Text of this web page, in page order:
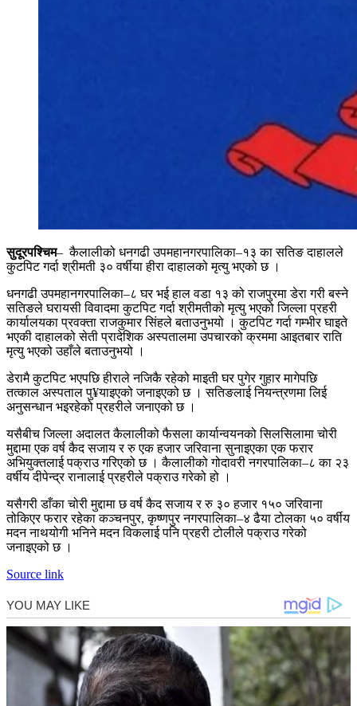
सुदूरपश्चिम– कैलालीको धनगढी उपमहानगरपालिका–१३ का सतिङ दाहालले
कुटपिट गर्दा श्रीमती ३० वर्षीया हीरा दाहालको मृत्यु भएको छ ।
धनगढी उपमहानगरपालिका–८ घर भई हाल वडा १३ को राजपुरमा डेरा गरी बस्ने
सतिङले घरायसी विवादमा कुटपिट गर्दा श्रीमतीको मृत्यु भएको जिल्ला प्रहरी
कार्यालयका प्रवक्ता राजकुमार सिंहले बताउनुभयो । कुटपिट गर्दा गम्भीर घाइते
भएकी दाहालको सेती प्रादेशिक अस्पतालमा उपचारको क्रममा आइतबार राति
मृत्यु भएको उहाँले बताउनुभयो ।
डेरामै कुटपिट भएपछि हीराले नजिकै रहेको माइती घर पुगेर गुहार मागेपछि
तत्काल अस्पताल पु¥याइएको जनाइएको छ । सतिङलाई नियन्त्रणमा लिई
अनुसन्धान भइरहेको प्रहरीले जनाएको छ ।
यसैबीच जिल्ला अदालत कैलालीको फैसला कार्यान्वयनको सिलसिलामा चोरी
मुद्दामा एक वर्ष कैद सजाय र रु एक हजार जरिवाना सुनाइएका एक फरार
अभियुक्तलाई पक्राउ गरिएको छ । कैलालीको गोदावरी नगरपालिका–८ का २३
वर्षीय दीपेन्द्र रानालाई प्रहरीले पक्राउ गरेको हो ।
यसैगरी डाँका चोरी मुद्दामा छ वर्ष कैद सजाय र रु ३० हजार १५० जरिवाना
तोकिएर फरार रहेका कञ्चनपुर, कृष्णपुर नगरपालिका–४ ढैया टोलका ५० वर्षीय
मदन नाथयोगी भनिने मदन विकलाई पनि प्रहरी टोलीले पक्राउ गरेको
जनाइएको छ ।
Source link